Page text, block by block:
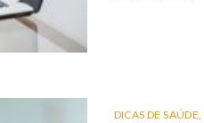
DICAS DE SAÚDE,